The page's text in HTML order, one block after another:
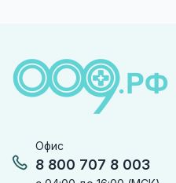
Офис
8 800 707 8 003